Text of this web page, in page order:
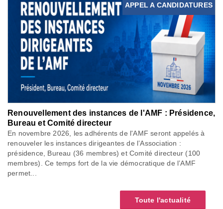
APPEL A CANDIDATURES
Renouvellement des instances de l'AMF : Présidence,
Bureau et Comité directeur
En novembre 2026, les adhérents de l'AMF seront appelés à
renouveler les instances dirigeantes de l’Association :
présidence, Bureau (36 membres) et Comité directeur (100
membres). Ce temps fort de la vie démocratique de l’AMF
permet...
Toute l'actualité